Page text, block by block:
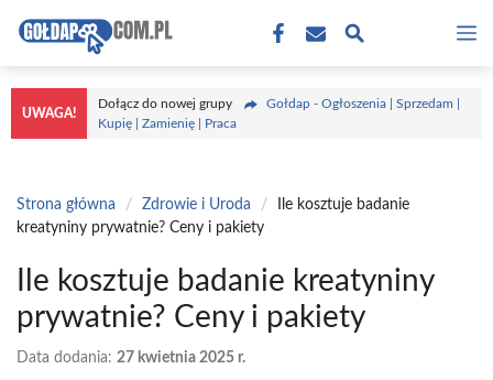
treści
UWAGA!
Dołącz do nowej grupy
Gołdap - Ogłoszenia | Sprzedam |
Kupię | Zamienię | Praca
Strona główna / Zdrowie i Uroda /
Ile kosztuje badanie
kreatyniny prywatnie? Ceny i pakiety
Ile kosztuje badanie kreatyniny
prywatnie? Ceny i pakiety
Data dodania: 27 kwietnia 2025 r.